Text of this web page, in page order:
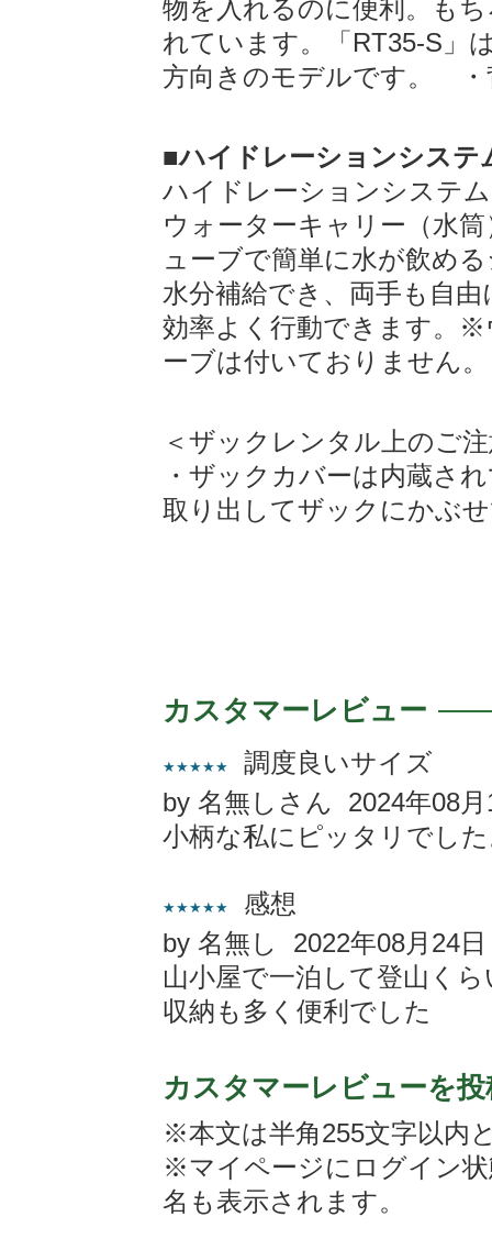
物を入れるのに便利。も
れています。「RT35-S」
方向きのモデルです。
■ハイドレーションシステ
ハイドレーションシステ
ウォーターキャリー（水
ューブで簡単に水が飲め
水分補給でき、両手も自
効率よく行動できます。
ーブは付いておりません。
＜ザックレンタル上のご
・ザックカバーは内蔵さ
取り出してザックにかぶ
カスタマーレビュー
★★★★★
調度良いサイズ
by 名無しさん 2024年08月
小柄な私にピッタリでし
★★★★★
感想
by 名無し 2022年08月24日
山小屋で一泊して登山く
収納も多く便利でした
カスタマーレビューを
※本文は半角255文字以内
※マイページにログイン
名も表示されます。